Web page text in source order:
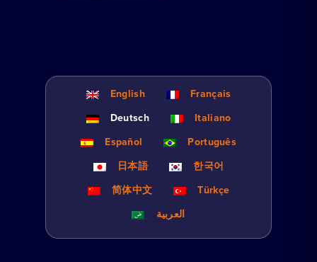
English
Français
Deutsch
Italiano
Español
Português
日本語
한국어
简体中文
Türkçe
العربية